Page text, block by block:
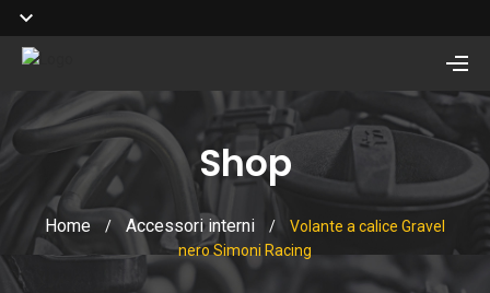
Shop
Home / Accessori interni /
Volante a calice Gravel
nero Simoni Racing